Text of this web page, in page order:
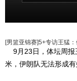
[男篮亚锦赛]5+专访王猛
9月23日，体坛周报
米，伊朗队无法形成有